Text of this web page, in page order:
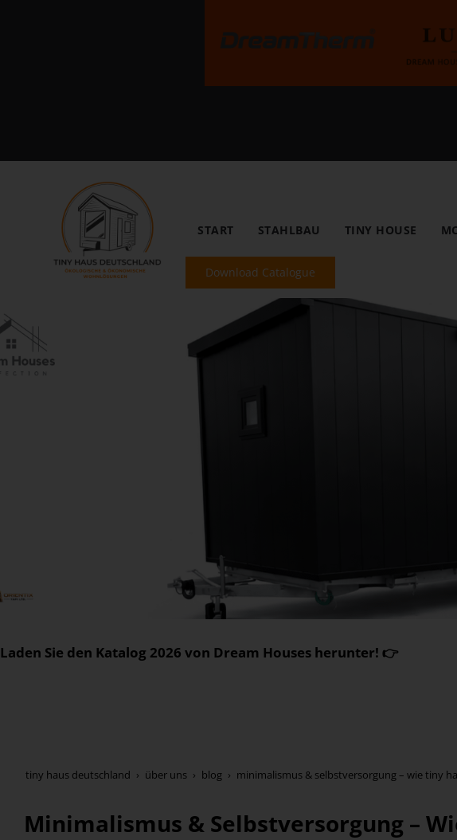
START STAHLBAU TINY HOUSE
Download Catalogue
Laden Sie den Katalog 2026 von Dream Houses herunter! 👉
tiny haus deutschland über uns blog minimalismus & selbstversorgung – wie tiny
Minimalismus & Selbstversorgung –